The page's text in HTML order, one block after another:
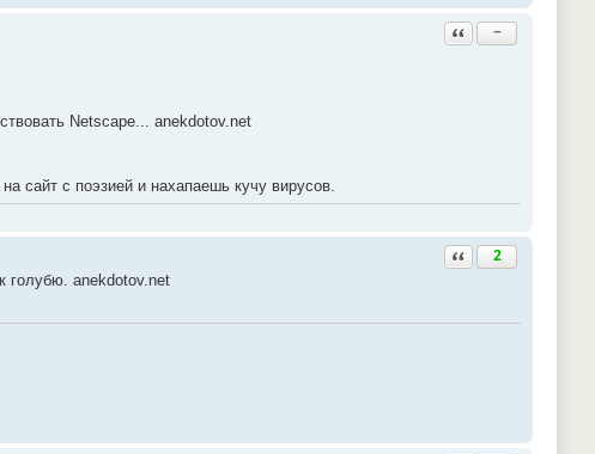
Ответить с цитатой
−
Netscape... anekdotov.net
сайт с поэзией и нахапаешь кучу вирусов.
Ответить с цитатой
2
голубю. anekdotov.net